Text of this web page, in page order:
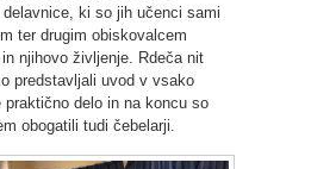
ki so jih učenci sami
ter drugim obiskovalcem
njihovo življenje. Rdeča nit
predstavljali uvod v vsako
delo in na koncu so
obogatili tudi čebelarji.